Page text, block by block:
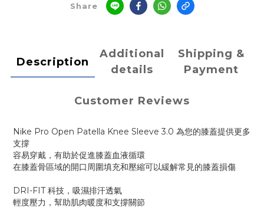
Share
Description
Additional
details
Shipping &
Payment
Customer Reviews
Nike Pro Open Patella Knee Sleeve 3.0 為您的膝蓋提供更多
支撐
容易穿戴，有助於促進膝蓋血液循環
在膝蓋骨區域的開口周圍填充和壓縮可以緩解常見的膝蓋損傷
DRI-FIT 科技，吸濕排汗透氣
輕度壓力，幫助肌肉暖度和支撐關節